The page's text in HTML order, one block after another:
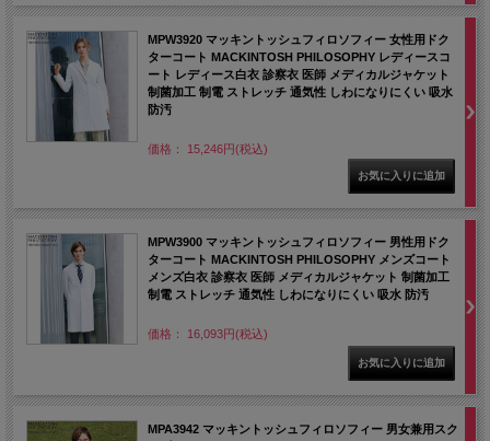
MPW3920 マッキントッシュフィロソフィー 女性用ドク
ターコート MACKINTOSH PHILOSOPHY レディースコ
ート レディース白衣 診察衣 医師 メディカルジャケット
制菌加工 制電 ストレッチ 通気性 しわになりにくい 吸水
防汚
価格： 15,246円(税込)
MPW3900 マッキントッシュフィロソフィー 男性用ドク
ターコート MACKINTOSH PHILOSOPHY メンズコート
メンズ白衣 診察衣 医師 メディカルジャケット 制菌加工
制電 ストレッチ 通気性 しわになりにくい 吸水 防汚
価格： 16,093円(税込)
MPA3942 マッキントッシュフィロソフィー 男女兼用スク